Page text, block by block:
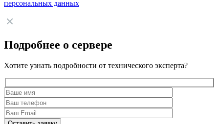
персональных данных
Подробнее о сервере
Хотите узнать подробности от технического эксперта?